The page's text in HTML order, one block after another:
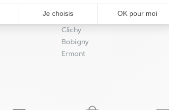
Je choisis OK pour moi
Gonesse
Clichy
Bobigny
Ermont